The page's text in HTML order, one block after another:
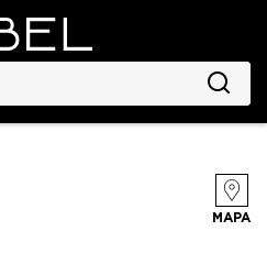
MAPA